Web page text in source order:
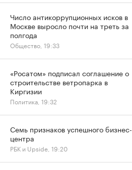
Число антикоррупционных исков в
Москве выросло почти на треть за
полгода
Общество, 19:33
«Росатом» подписал соглашение о
строительстве ветропарка в
Киргизии
Политика, 19:32
Семь признаков успешного бизнес-
центра
РБК и Upside, 19:20